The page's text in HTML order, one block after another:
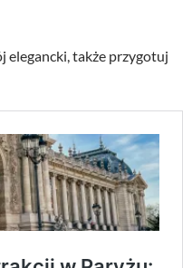
elegancki, także przygotuj